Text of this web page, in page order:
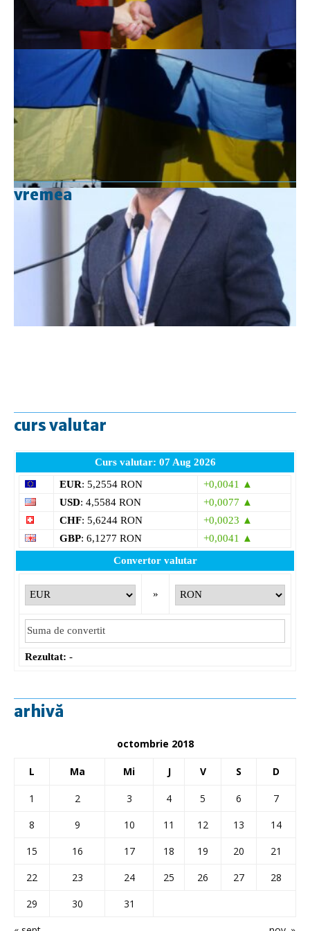
vremea
curs valutar
Curs valutar: 07 Aug 2026
EUR: 5,2554 RON
+0,0041 ▲
USD: 4,5584 RON
+0,0077 ▲
CHF: 5,6244 RON
+0,0023 ▲
GBP: 6,1277 RON
+0,0041 ▲
Convertor valutar
»
Rezultat: -
arhivă
octombrie 2018
L Ma Mi J V S D
1 2 3 4 5 6
7
8
9 10 11 12 13
14
15
16 17 18 19 20
21
22
23 24 25 26 27
28
29
30 31